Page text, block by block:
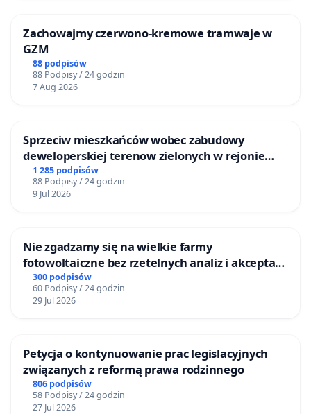
Zachowajmy czerwono-kremowe tramwaje w
GZM
88 podpisów
88 Podpisy / 24 godzin
7 Aug 2026
Sprzeciw mieszkańców wobec zabudowy
deweloperskiej terenow zielonych w rejonie
Bulwarów Straceńskich w Bielsku-Białej
1 285 podpisów
88 Podpisy / 24 godzin
9 Jul 2026
Nie zgadzamy się na wielkie farmy
fotowoltaiczne bez rzetelnych analiz i akceptacji
mieszkańców
300 podpisów
60 Podpisy / 24 godzin
29 Jul 2026
Petycja o kontynuowanie prac legislacyjnych
związanych z reformą prawa rodzinnego
806 podpisów
58 Podpisy / 24 godzin
27 Jul 2026